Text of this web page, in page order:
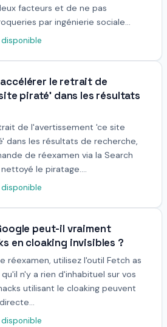
facteurs et de ne pas
par ingénierie sociale...
disponible
le retrait de
piraté' dans les résultats
de l'avertissement 'ce site
dans les résultats de recherche,
de réexamen via la Search
le piratage....
disponible
peut-il vraiment
en cloaking invisibles ?
réexamen, utilisez l'outil Fetch as
n'y a rien d'inhabituel sur vos
utilisant le cloaking peuvent
disponible